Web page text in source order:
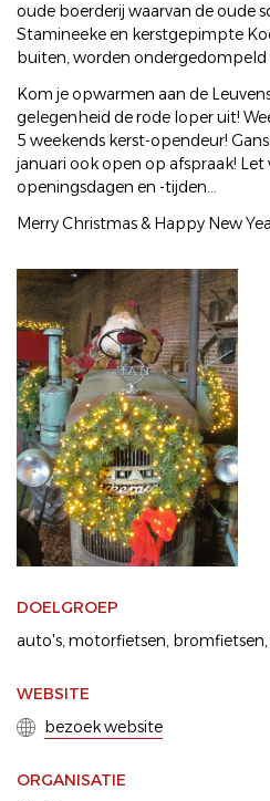
oude boerderij waarvan de oude
Stamineeke en kerstgepimpte
buiten, worden ondergedompeld
Kom je opwarmen aan de
gelegenheid de rode loper uit!
5 weekends kerst-opendeur!
januari ook open op afspraak! Let
openingsdagen en -tijden...
Merry Christmas & Happy New
DOELGROEP
auto's motorfietsen bromfietsen
WEBSITE
bezoek website
ORGANISATIE